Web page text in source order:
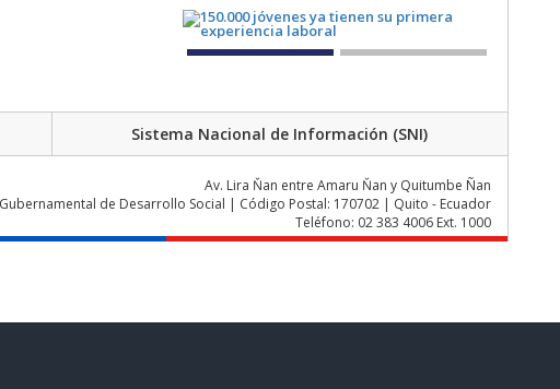
Sistema Nacional de Información (SNI)
Av. Lira Ňan entre Amaru Ňan y Quitumbe Ñan
de Desarrollo Social | Código Postal: 170702 | Quito - Ecuador
Teléfono: 02 383 4006 Ext. 1000